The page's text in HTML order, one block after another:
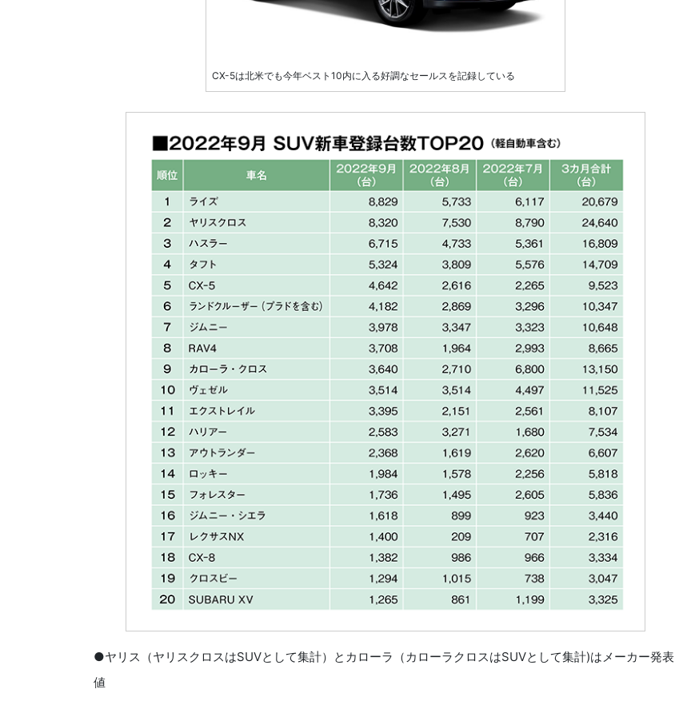
CX-5は北米でも今年ベスト10内に入る好調なセールスを記録している
●ヤリス（ヤリスクロスはSUVとして集計）とカローラ（カローラクロスはSUVとして集計)はメーカー発表
値